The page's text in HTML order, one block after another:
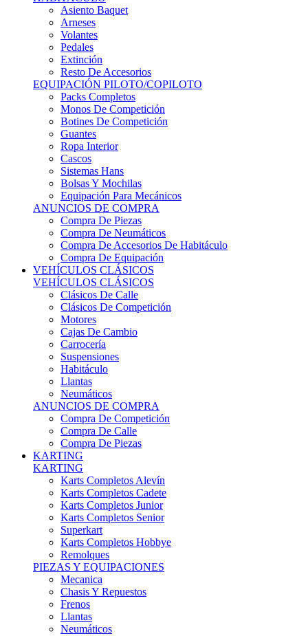
Arneses
Volantes
Pedales
Extinción
Resto De Accesorios
EQUIPACIÓN PILOTO/COPILOTO
Packs Completos
Monos De Competición
Botines De Competición
Guantes
Ropa Interior
Cascos
Sistemas Hans
Bolsas Y Mochilas
Equipación Para Mecánicos
ANUNCIOS DE COMPRA
Compra De Piezas
Compra De Neumáticos
Compra De Accesorios De Habitáculo
Compra De Equipación
VEHÍCULOS CLÁSICOS
VEHÍCULOS CLÁSICOS
Clásicos De Calle
Clásicos De Competición
Motores
Cajas De Cambio
Carrocería
Suspensiones
Habitáculo
Llantas
Neumáticos
ANUNCIOS DE COMPRA
Compra De Competición
Compra De Calle
Compra De Piezas
KARTING
KARTING
Karts Completos Alevín
Karts Completos Cadete
Karts Completos Junior
Karts Completos Senior
Superkart
Karts Completos Hobbye
Remolques
PIEZAS Y EQUIPACIONES
Mecanica
Chasis Y Repuestos
Frenos
Llantas
Neumáticos
Equipación Adultos